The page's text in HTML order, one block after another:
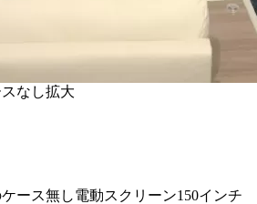
ース無し電動スクリーン150インチ